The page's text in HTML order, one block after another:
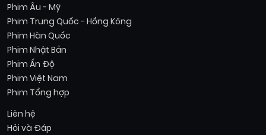
Phim Âu - Mỹ
Phim Trung Quốc - Hồng Kông
Phim Hàn Quốc
Phim Nhật Bản
Phim Ấn Độ
Phim Việt Nam
Phim Tổng hợp
Liên hệ
Hỏi và Đáp